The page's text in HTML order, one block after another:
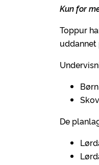
Kun for
Toppur
De